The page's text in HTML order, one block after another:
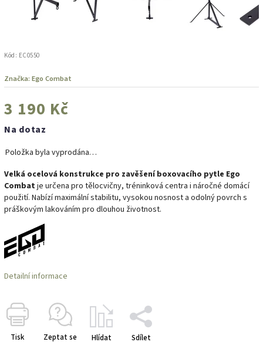
Kód: EC0550
Značka: Ego Combat
3 190 Kč
Na dotaz
Položka byla vyprodána…
Velká ocelová konstrukce pro zavěšení boxovacího pytle Ego
Combatje určena pro tělocvičny, tréninková centra i náročné domácí
použití. Nabízí maximální stabilitu, vysokou nosnost a odolný povrch s
práškovým lakováním pro dlouhou životnost.
Detailní informace
Tisk Zeptat se Hlídat Sdílet